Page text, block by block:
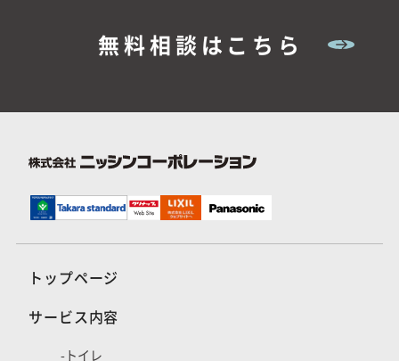
無料相談はこちら
トップページ
サービス内容
トイレ